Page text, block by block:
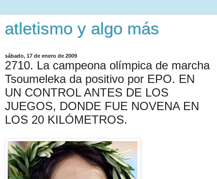
atletismo y algo más
sábado, 17 de enero de 2009
2710. La campeona olímpica de marcha
Tsoumeleka da positivo por EPO. EN
UN CONTROL ANTES DE LOS
JUEGOS, DONDE FUE NOVENA EN
LOS 20 KILÓMETROS.